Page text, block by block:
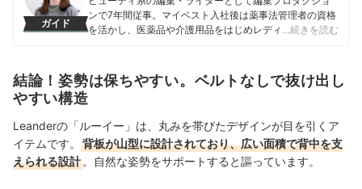
ガイド
ンで7年間従事。マイベスト入社後は薬事法管理者の資格
を活かし、医薬品や介護用品をはじめレディースインナ
奥冨舞のプロフィール
…続きを読む
結論！姿勢は保ちやすい。ベルトなしで抜け出し
やすい構造
Leanderの「ルーイー」は、丸みを帯びたデザインが目を引くア
イテムです。
背板が山型に設計されており、広い面積で背中を支
えられる設計 。自然な姿勢をサポートすると謳っています。